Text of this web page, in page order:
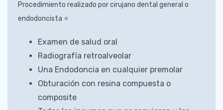
Procedimiento realizado por cirujano dental general o
endodoncista ⭐️
Examen de salud oral
Radiografía retroalveolar
Una Endodoncia en cualquier premolar
Obturación con resina compuesta o
composite